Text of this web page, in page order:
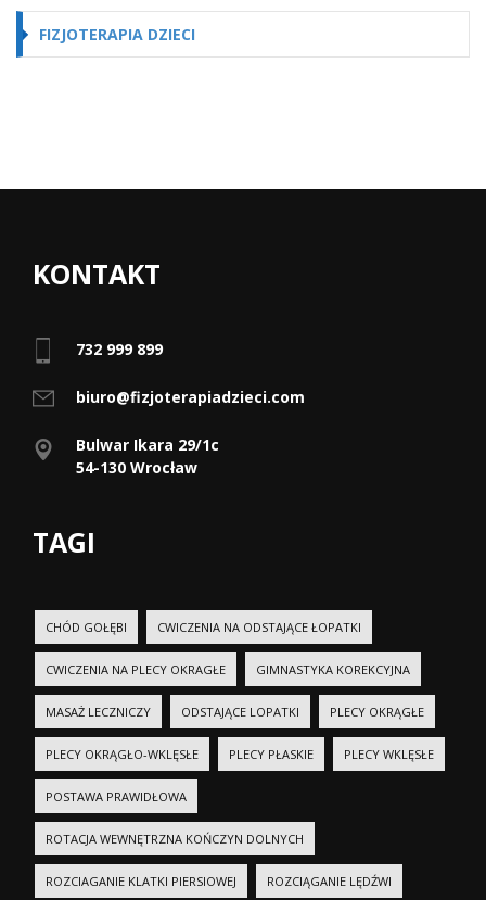
FIZJOTERAPIA DZIECI
KONTAKT
732 999 899
biuro@fizjoterapiadzieci.com
Bulwar Ikara 29/1c
54-130 Wrocław
TAGI
CHÓD GOŁĘBI CWICZENIA NA ODSTAJĄCE ŁOPATKI
CWICZENIA NA PLECY OKRAGŁE GIMNASTYKA KOREKCYJNA
MASAŻ LECZNICZY ODSTAJĄCE LOPATKI PLECY OKRĄGŁE
PLECY OKRĄGŁO-WKLĘSŁE PLECY PŁASKIE PLECY WKLĘSŁE
POSTAWA PRAWIDŁOWA
ROTACJA WEWNĘTRZNA KOŃCZYN DOLNYCH
ROZCIAGANIE KLATKI PIERSIOWEJ ROZCIĄGANIE LĘDŹWI